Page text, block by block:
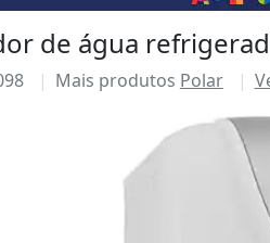
de água
Mais produtos Polar